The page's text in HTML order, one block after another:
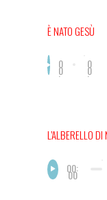
È NATO GESÙ
0
0
:
0
0
:
L’ALBERELLO DI
00:
00